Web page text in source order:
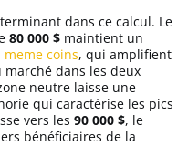
dans ce calcul. Le
80 000 $ maintient un
meme coins, qui amplifient
dans les deux
neutre laisse une
qui caractérise les pics
vers les 90 000 $, le
bénéficiaires de la